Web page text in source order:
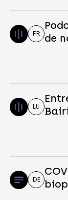
FR
de
LU
DE